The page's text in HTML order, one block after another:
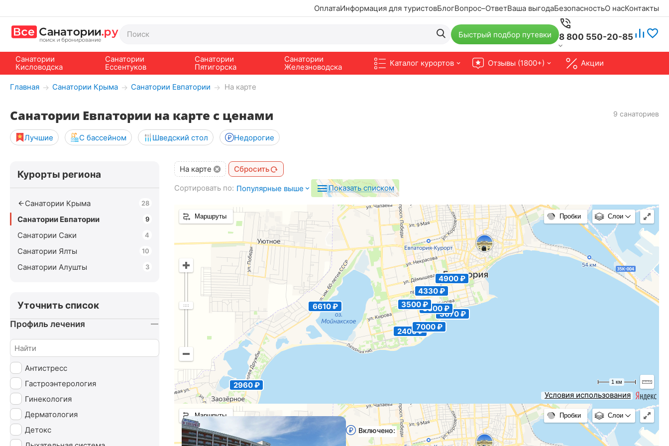
ОплатаИнформация для туристовБлогВопрос–ОтветВаша выгодаБезопасностьО насКонтакты
Быстрый подбор путевки 8 800 550-20-85
Санатории
Кисловодска
Санатории
Ессентуков
Санатории
Пятигорска
Санатории
Железноводска
Каталог курортов Отзывы (1800+) Акции
Главная → Санатории Крыма → Санатории Евпатории → На карте
Санатории Евпатории на карте с ценами 9 санаториев
Лучшие С бассейном Шведский стол Недорогие
На карте
Сбросить
Сортировать по: Популярные выше Показать списком
Условия использования
Маршруты Пробки Слои
1 км
4330 ₽
3670 ₽
2400 ₽
6610 ₽
4900 ₽
2960 ₽
7000 ₽
3300 ₽
3500 ₽
Маршруты Пробки Слои
Санаторий «Евпатория», Евпатория
Включено: Лечение, питание, проживание,
бассейн
цена от 4 330руб. в сутки
Есть свободные номера
Рейтинг:
(Отзывов: 3)
Курорты региона
Санатории Крыма 28
Санатории Евпатории 9
Санатории Саки 4
Санатории Ялты 10
Санатории Алушты 3
Уточнить список
Профиль лечения
Антистресс
Гастроэнтерология
Гинекология
Дерматология
Детокс